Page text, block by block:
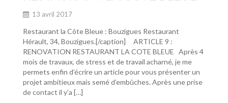
k
13 avril 2017
Restaurant la Côte Bleue : Bouzigues Restaurant
Hérault, 34, Bouzigues.[/caption] ARTICLE 9 :
RENOVATION RESTAURANT LA COTE BLEUE Après 4
mois de travaux, de stress et de travail acharné, je me
permets enfin d’écrire un article pour vous présenter un
projet ambitieux mais semé d’embûches. Après une prise
de contact il y’a […]